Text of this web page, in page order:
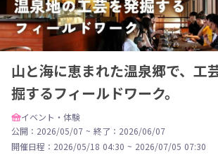
山と海に恵まれた温泉郷で、工
掘するフィールドワーク。
イベント・体験
公開：2026/05/07 ~ 終了：2026/06/07
開催日程： 2026/05/18 04:30 ~ 2026/07/05 07:30